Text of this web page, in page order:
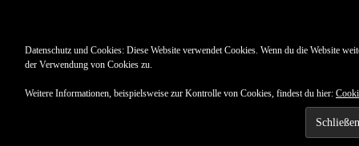
Datenschutz und Cookies: Diese Website verwendet Cookies. Wenn du die Website
der Verwendung von Cookies zu.
Weitere Informationen, beispielsweise zur Kontrolle von Cookies, findest du hier: